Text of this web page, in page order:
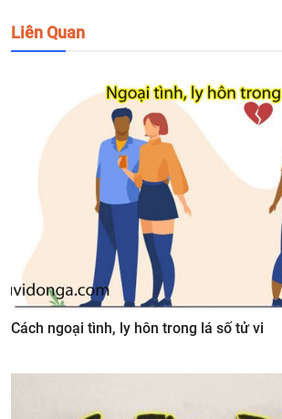
Liên Quan
Cách ngoại tình, ly hôn trong lá số tử vi